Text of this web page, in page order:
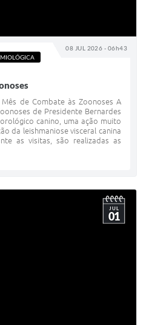
08 JUL 2026 - 06h43
de Combate às Zoonoses A
de Presidente Bernardes
canino, uma ação muito
da leishmaniose visceral canina
as visitas, são realizadas as
JUL
01